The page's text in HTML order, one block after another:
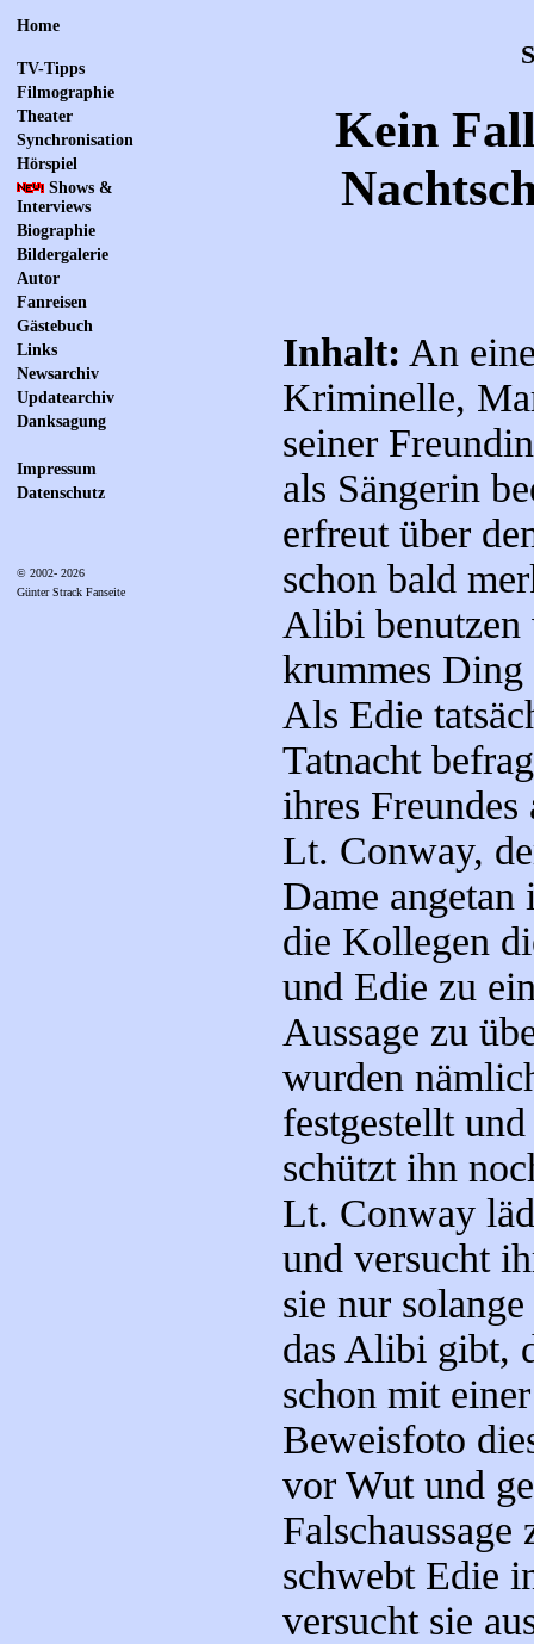
Home
TV-Tipps
Filmographie
Theater
Synchronisation
Hörspiel
Shows &
Interviews
Biographie
Bildergalerie
Autor
Fanreisen
Gästebuch
Links
Newsarchiv
Updatearchiv
Danksagung
Impressum
Datenschutz
© 2002- 2026
Günter Strack Fanseite
Kein
Inhalt: An
Kriminelle,
seiner
als Sängerin
erfreut über
schon bald
Alibi
krummes Ding
Als Edie
Tatnacht
ihres
Lt. Conway,
Dame angetan
die Kollegen
und Edie zu
Aussage zu
wurden
festgestellt
schützt ihn
Lt. Conway
und versucht
sie nur
das Alibi gibt,
schon mit
Beweisfoto
vor Wut und
schwebt Edie
versucht sie